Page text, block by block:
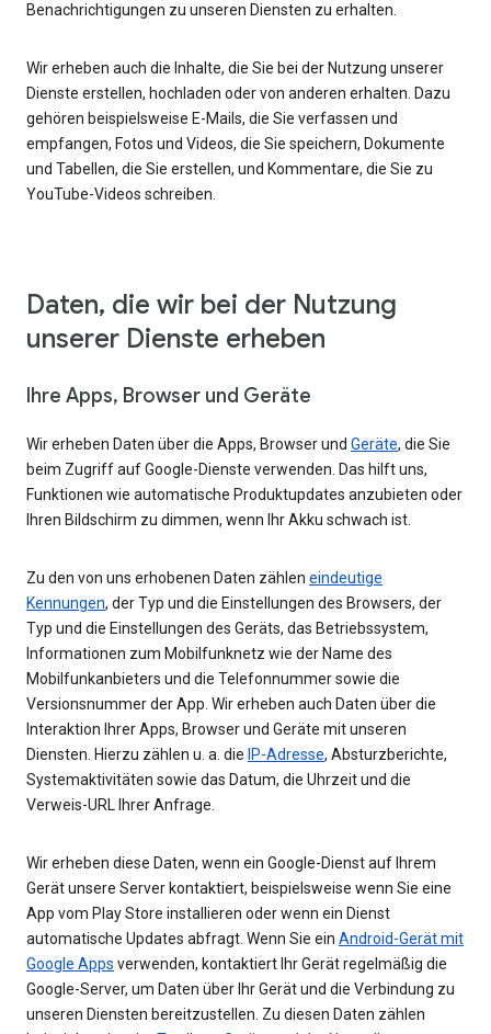
Benachrichtigungen zu unseren Diensten zu erhalten.
Wir erheben auch die Inhalte, die Sie bei der Nutzung unserer
Dienste erstellen, hochladen oder von anderen erhalten. Dazu
gehören beispielsweise E-Mails, die Sie verfassen und
empfangen, Fotos und Videos, die Sie speichern, Dokumente
und Tabellen, die Sie erstellen, und Kommentare, die Sie zu
YouTube-Videos schreiben.
Daten, die wir bei der Nutzung
unserer Dienste erheben
Ihre Apps, Browser und Geräte
Wir erheben Daten über die Apps, Browser und Geräte, die Sie
beim Zugriff auf Google-Dienste verwenden. Das hilft uns,
Funktionen wie automatische Produktupdates anzubieten oder
Ihren Bildschirm zu dimmen, wenn Ihr Akku schwach ist.
Zu den von uns erhobenen Daten zählen eindeutige
Kennungen, der Typ und die Einstellungen des Browsers, der
Typ und die Einstellungen des Geräts, das Betriebssystem,
Informationen zum Mobilfunknetz wie der Name des
Mobilfunkanbieters und die Telefonnummer sowie die
Versionsnummer der App. Wir erheben auch Daten über die
Interaktion Ihrer Apps, Browser und Geräte mit unseren
Diensten. Hierzu zählen u. a. die IP-Adresse, Absturzberichte,
Systemaktivitäten sowie das Datum, die Uhrzeit und die
Verweis-URL Ihrer Anfrage.
Wir erheben diese Daten, wenn ein Google-Dienst auf Ihrem
Gerät unsere Server kontaktiert, beispielsweise wenn Sie eine
App vom Play Store installieren oder wenn ein Dienst
automatische Updates abfragt. Wenn Sie ein Android-Gerät mit
Google Apps verwenden, kontaktiert Ihr Gerät regelmäßig die
Google-Server, um Daten über Ihr Gerät und die Verbindung zu
unseren Diensten bereitzustellen. Zu diesen Daten zählen